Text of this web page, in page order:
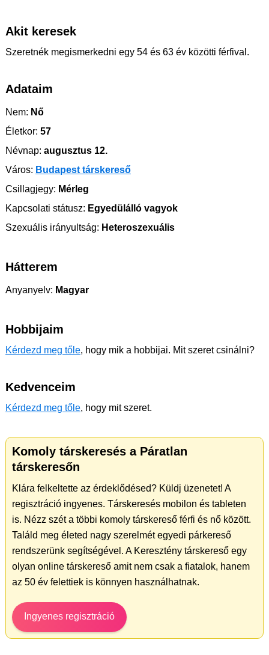
Akit keresek
Szeretnék megismerkedni egy 54 és 63 év közötti férfival.
Adataim
Nem: Nő
Életkor: 57
Névnap: augusztus 12.
Város: Budapest társkereső
Csillagjegy: Mérleg
Kapcsolati státusz: Egyedülálló vagyok
Szexuális irányultság: Heteroszexuális
Hátterem
Anyanyelv: Magyar
Hobbijaim
Kérdezd meg tőle, hogy mik a hobbijai. Mit szeret csinálni?
Kedvenceim
Kérdezd meg tőle, hogy mit szeret.
Komoly társkeresés a Páratlan
társkeresőn
Klára felkeltette az érdeklődésed? Küldj üzenetet! A
regisztráció ingyenes. Társkeresés mobilon és tableten
is. Nézz szét a többi komoly társkereső férfi és nő között.
Találd meg életed nagy szerelmét egyedi párkereső
rendszerünk segítségével. A Keresztény társkereső egy
olyan online társkereső amit nem csak a fiatalok, hanem
az 50 év felettiek is könnyen használhatnak.
Ingyenes regisztráció